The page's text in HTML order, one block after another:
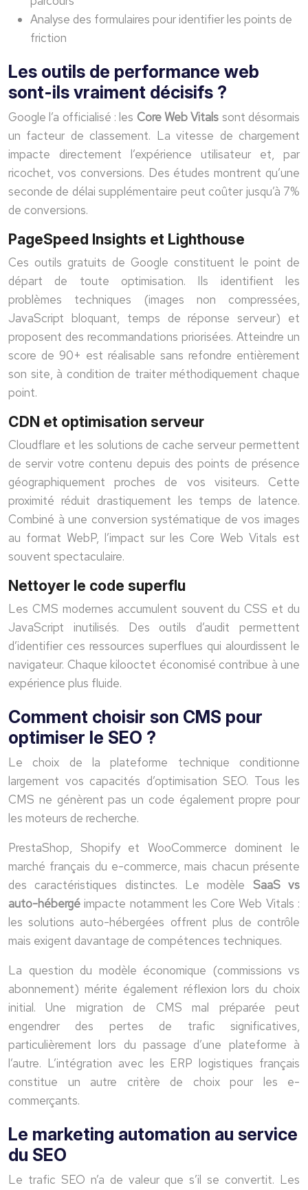
Analyse des formulaires pour identifier les points de
friction
Les outils de performance web
sont-ils vraiment décisifs ?
Google l’a officialisé : les Core Web Vitals sont désormais
un facteur de classement. La vitesse de chargement
impacte directement l’expérience utilisateur et, par
ricochet, vos conversions. Des études montrent qu’une
seconde de délai supplémentaire peut coûter jusqu’à 7%
de conversions.
PageSpeed Insights et Lighthouse
Ces outils gratuits de Google constituent le point de
départ de toute optimisation. Ils identifient les
problèmes techniques (images non compressées,
JavaScript bloquant, temps de réponse serveur) et
proposent des recommandations priorisées. Atteindre un
score de 90+ est réalisable sans refondre entièrement
son site, à condition de traiter méthodiquement chaque
point.
CDN et optimisation serveur
Cloudflare et les solutions de cache serveur permettent
de servir votre contenu depuis des points de présence
géographiquement proches de vos visiteurs. Cette
proximité réduit drastiquement les temps de latence.
Combiné à une conversion systématique de vos images
au format WebP, l’impact sur les Core Web Vitals est
souvent spectaculaire.
Nettoyer le code superflu
Les CMS modernes accumulent souvent du CSS et du
JavaScript inutilisés. Des outils d’audit permettent
d’identifier ces ressources superflues qui alourdissent le
navigateur. Chaque kilooctet économisé contribue à une
expérience plus fluide.
Comment choisir son CMS pour
optimiser le SEO ?
Le choix de la plateforme technique conditionne
largement vos capacités d’optimisation SEO. Tous les
CMS ne génèrent pas un code également propre pour
les moteurs de recherche.
PrestaShop, Shopify et WooCommerce dominent le
marché français du e-commerce, mais chacun présente
des caractéristiques distinctes. Le modèle SaaS vs
auto-hébergé impacte notamment les Core Web Vitals :
les solutions auto-hébergées offrent plus de contrôle
mais exigent davantage de compétences techniques.
La question du modèle économique (commissions vs
abonnement) mérite également réflexion lors du choix
initial. Une migration de CMS mal préparée peut
engendrer des pertes de trafic significatives,
particulièrement lors du passage d’une plateforme à
l’autre. L’intégration avec les ERP logistiques français
constitue un autre critère de choix pour les e-
commerçants.
Le marketing automation au service
du SEO
Le trafic SEO n’a de valeur que s’il se convertit. Les